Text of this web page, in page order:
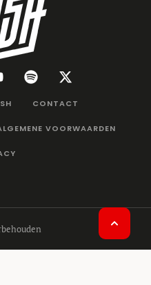
CONTACT
VOORWAARDEN